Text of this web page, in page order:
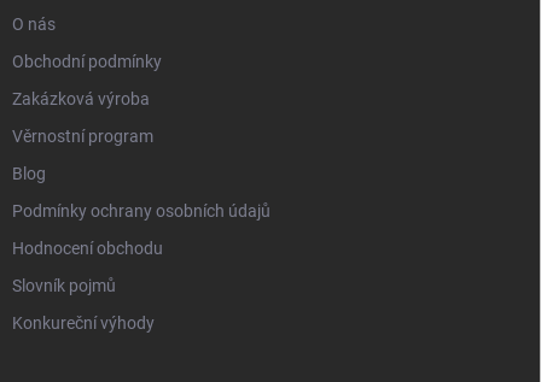
O nás
Obchodní podmínky
Zakázková výroba
Věrnostní program
Blog
Podmínky ochrany osobních údajů
Hodnocení obchodu
Slovník pojmů
Konkureční výhody